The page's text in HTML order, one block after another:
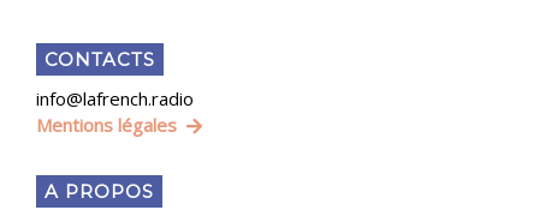
CONTACTS
info@lafrench.radio
Mentions légales
A PROPOS